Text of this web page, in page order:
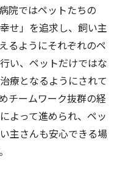
院ではペットたちの
せ」を追求し、飼い主
るようにそれぞれのペ
い、ペットだけではな
療となるようにされて
チームワーク抜群の経
よって進められ、ペッ
主さんも安心できる場